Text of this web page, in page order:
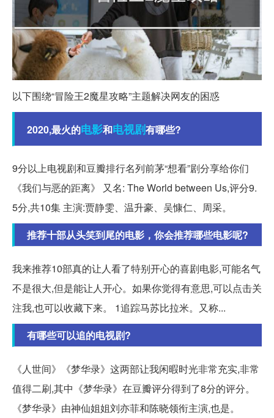
以下围绕“冒险王2魔星攻略”主题解决网友的困惑
2020,最火的电影和电视剧有哪些?
9分以上电视剧和豆瓣排行名列前茅“想看”剧分享给你们
《我们与恶的距离》 又名: The World between Us,评分9.
5分,共10集 主演:贾静雯、温升豪、吴慷仁、周采。
推荐十部从头笑到尾的电影，你会推荐哪些电影呢?
我来推荐10部真的让人看了特别开心的喜剧电影,可能名气
不是很大,但是能让人开心。如果你觉得有意思,可以点击关
注我,也可以收藏下来。 1追踪马苏比拉米。又称...
有哪些可以追的电视剧?
《人世间》《梦华录》这两部让我闲暇时光非常充实,非常
值得二刷,其中《梦华录》在豆瓣评分得到了8分的评分。
《梦华录》由神仙姐姐刘亦菲和陈晓领衔主演,也是。